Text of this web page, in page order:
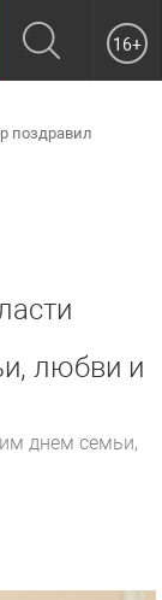
16+
поздравил
любви и
днем семьи,